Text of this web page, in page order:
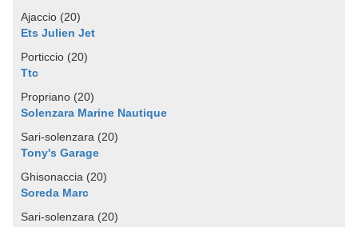
Ajaccio (20)
Ets Julien Jet
Porticcio (20)
Ttc
Propriano (20)
Solenzara Marine Nautique
Sari-solenzara (20)
Tony's Garage
Ghisonaccia (20)
Soreda Marc
Sari-solenzara (20)